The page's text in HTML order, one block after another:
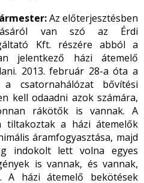
Az előterjesztésben
van szó az Érdi
Kft. részére abból a
jelentkező házi átemelő
2013. február 28-a óta a
csatornahálózat bővítési
kell odaadni azok számára,
rákötők is vannak. A
tiltakoztak a házi átemelők
áramfogyasztása, majd
indokolt lett volna egyes
is vannak, és vannak,
házi átemelő bekötések